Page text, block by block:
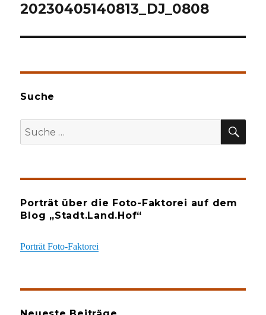
20230405140813_DJ_0808
Suche
Suche
nach:
Porträt über die Foto-Faktorei auf dem
Blog „Stadt.Land.Hof“
Porträt Foto-Faktorei